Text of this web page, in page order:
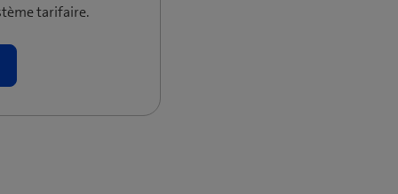
tarifaire.